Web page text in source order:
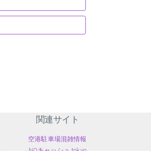
関連サイト
空港駐車場混雑情報